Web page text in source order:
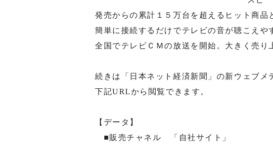
発売からの累計１５万台を超えるヒット商品
簡単に接続するだけでテレビの音が聴こえや
全国でテレビＣＭの放送を開始。大きく売り
続きは「日本ネット経済新聞」の新ウェブメ
下記URLから閲覧できます。
【データ】
■販売チャネル 「自社サイト」